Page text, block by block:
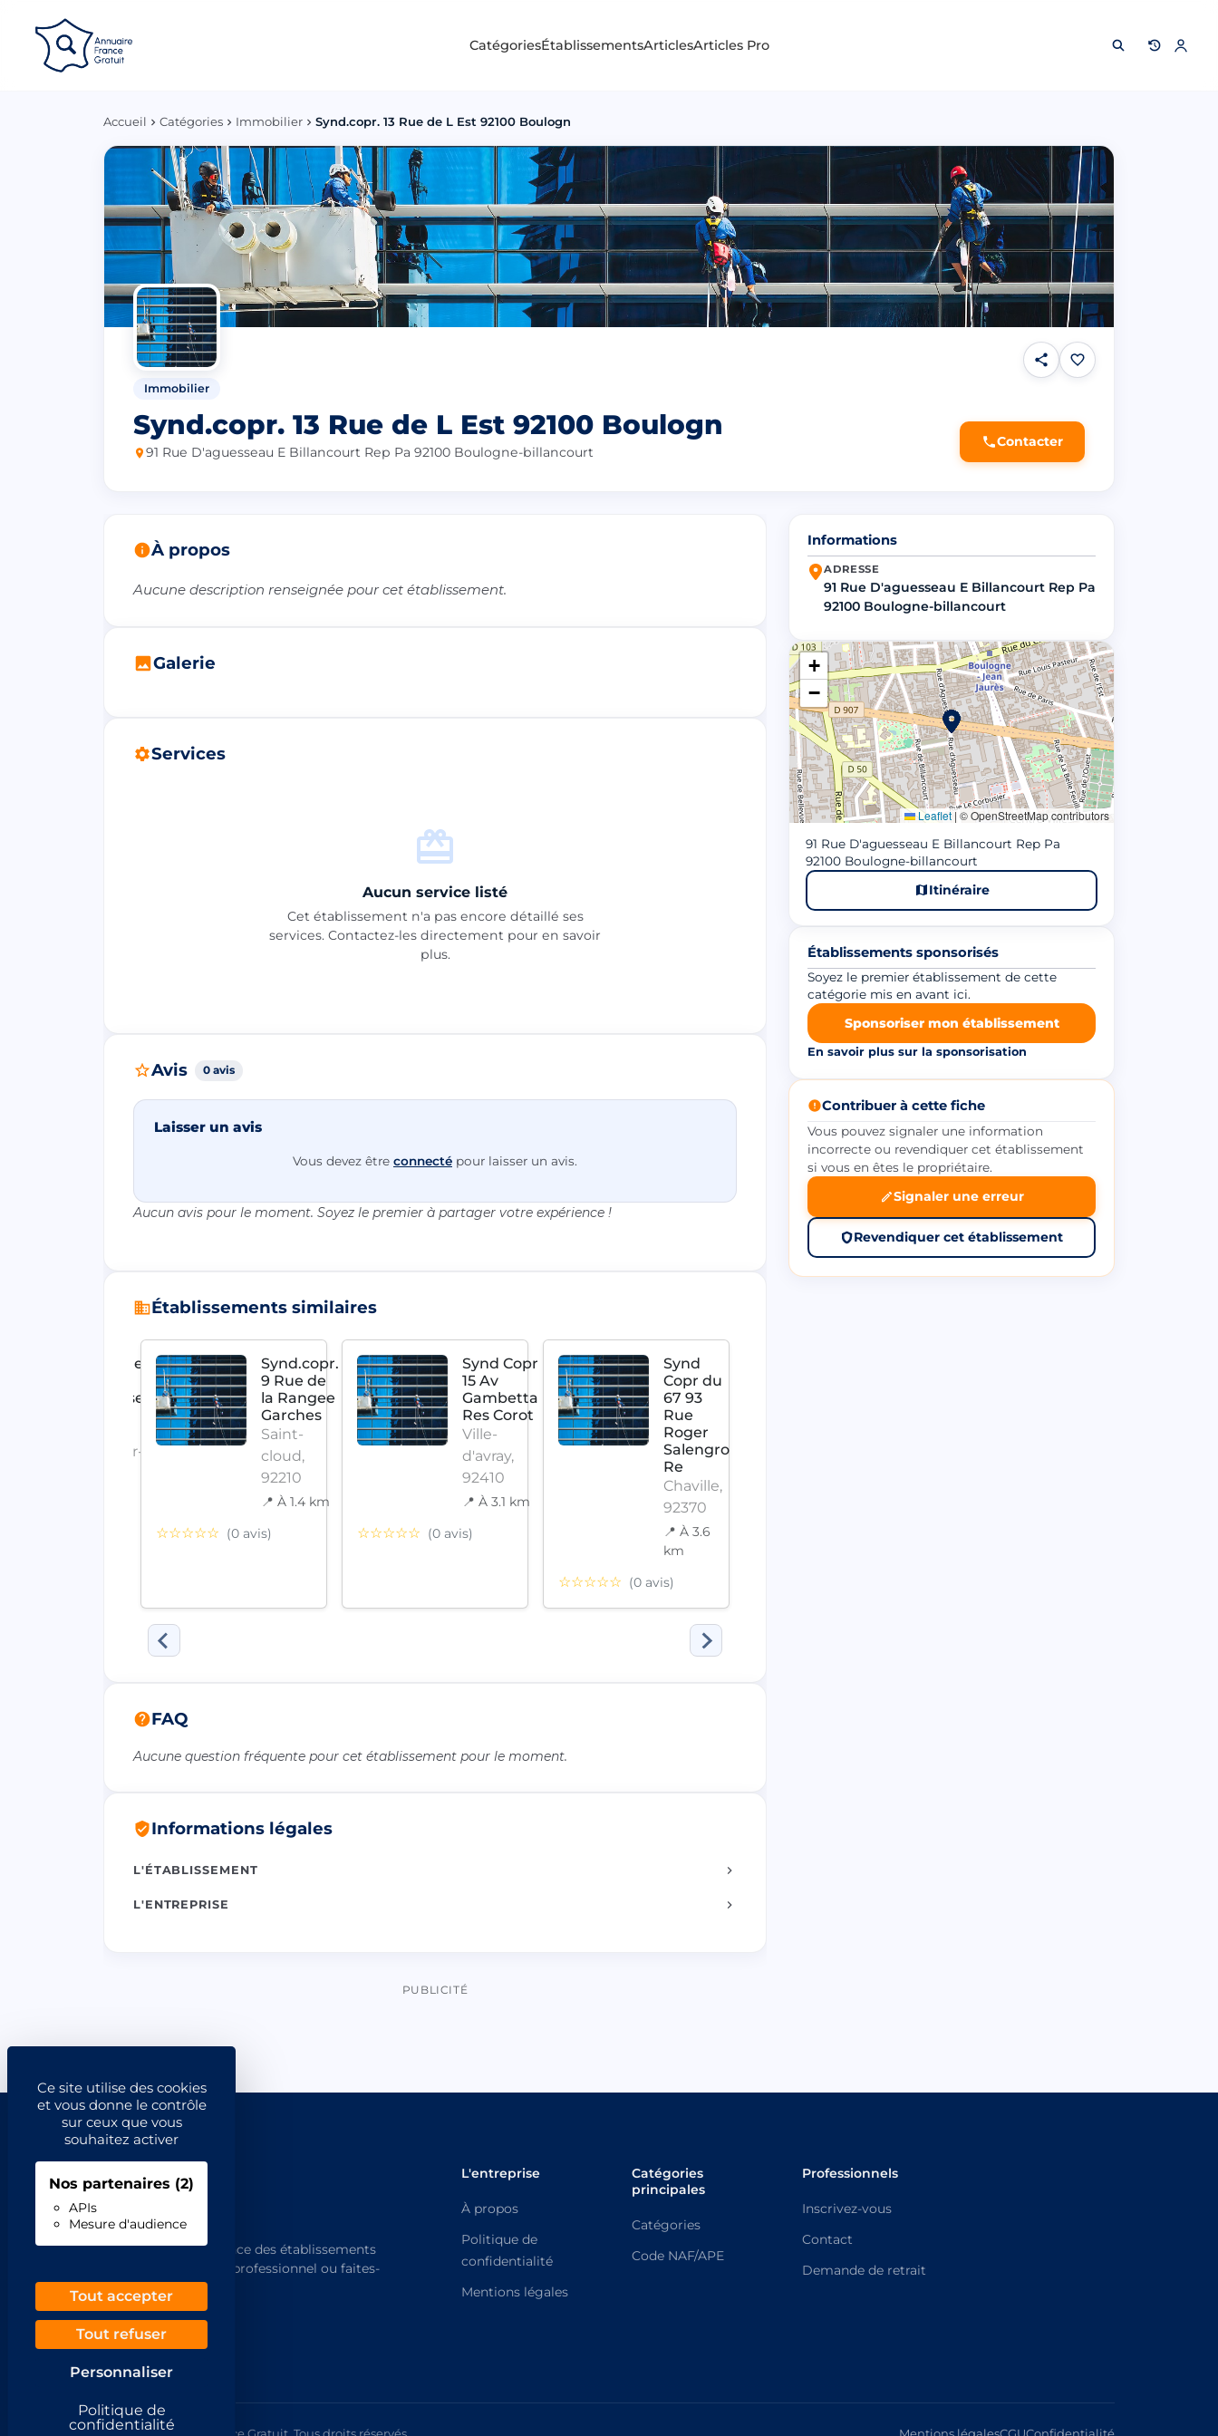
Ce site utilise des cookies
et vous donne le contrôle
sur ceux que vous
souhaitez activer
Nos partenaires (2)
APIs
Mesure d'audience
Tout accepter
Tout refuser
Personnaliser
Politique de
confidentialité
CatégoriesÉtablissementsArticlesArticles Pro
Accueil Catégories Immobilier Synd.copr. 13 Rue de L Est 92100 Boulogn
Immobilier
Synd.copr. 13 Rue de L Est 92100 Boulogn
91 Rue D'aguesseau E Billancourt Rep Pa 92100 Boulogne-billancourt
Contacter
À propos
Aucune description renseignée pour cet établissement.
Galerie
Services
Aucun service listé
Cet établissement n'a pas encore détaillé ses
services. Contactez-les directement pour en savoir
plus.
Avis 0 avis
Laisser un avis
Vous devez être connecté pour laisser un avis.
Aucun avis pour le moment. Soyez le premier à partager votre expérience !
Établissements similaires
Copr 11 Rue
Chatrousse
Neuilly-sur-
Synd.copr.
9 Rue de
la Rangee
Garches
Saint-
cloud,
92210
📍 À 1.4 km
☆☆☆☆☆ (0 avis)
Synd Copr
15 Av
Gambetta
Res Corot
Ville-
d'avray,
92410
📍 À 3.1 km
☆☆☆☆☆ (0 avis)
Synd
Copr du
67 93
Rue
Roger
Salengro
Re
Chaville,
92370
📍 À 3.6
km
☆☆☆☆☆ (0 avis)
FAQ
Aucune question fréquente pour cet établissement pour le moment.
Informations légales
L'ÉTABLISSEMENT
L'ENTREPRISE
PUBLICITÉ
Informations
ADRESSE
91 Rue D'aguesseau E Billancourt Rep Pa
92100 Boulogne-billancourt
+
−
Leaflet|© OpenStreetMap contributors
91 Rue D'aguesseau E Billancourt Rep Pa
92100 Boulogne-billancourt
Itinéraire
Établissements sponsorisés
Soyez le premier établissement de cette
catégorie mis en avant ici.
Sponsoriser mon établissement
En savoir plus sur la sponsorisation
Contribuer à cette fiche
Vous pouvez signaler une information
incorrecte ou revendiquer cet établissement
si vous en êtes le propriétaire.
Signaler une erreur
Revendiquer cet établissement
L'annuaire de référence des établissements
français. Trouvez un professionnel ou faites-
vous trouver.
L'entreprise
À propos
Politique de
confidentialité
Mentions légales
Catégories
principales
Catégories
Code NAF/APE
Professionnels
Inscrivez-vous
Contact
Demande de retrait
© 2026 Annuaire France Gratuit. Tous droits réservés. Mentions légalesCGUConfidentialité